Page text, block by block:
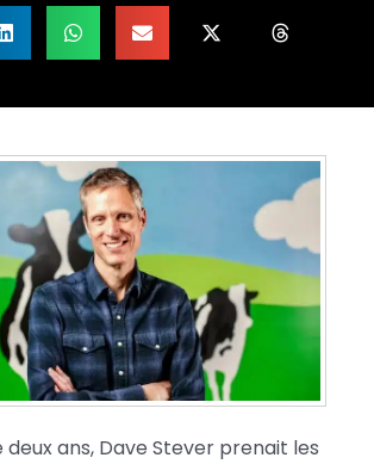
deux ans, Dave Stever prenait les